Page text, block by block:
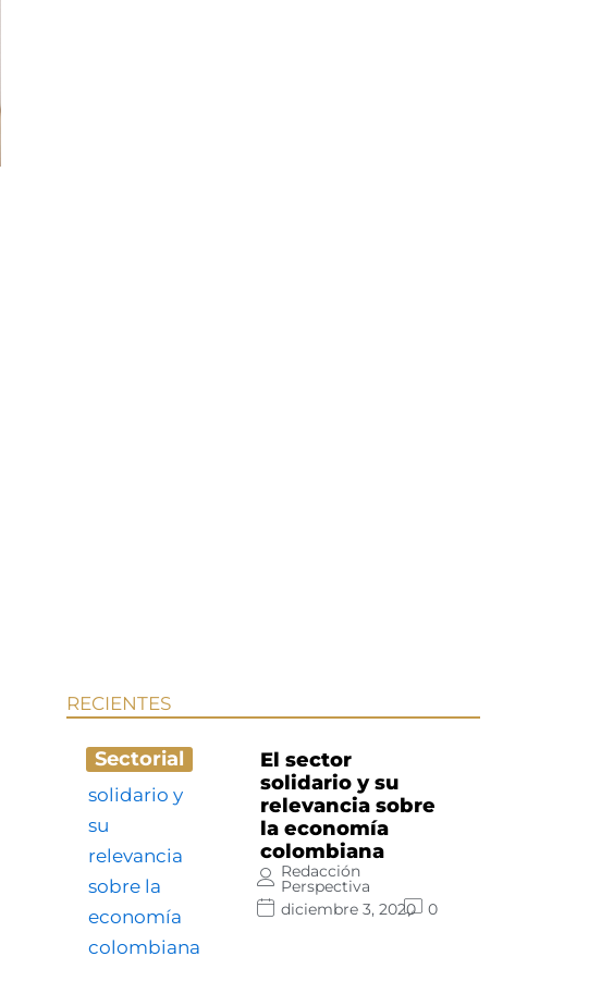
RECIENTES
Sectorial
El sector
solidario y su
relevancia sobre
la economía
colombiana
Redacción
Perspectiva
diciembre 3, 2020
0